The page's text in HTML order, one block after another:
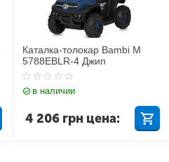
Каталка-толокар Bambi M
5788EBLR-4 Джип
в наличии
4 206 грн цена: